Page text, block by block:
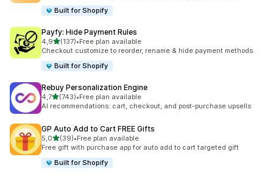
Built for Shopify
Payfy: Hide Payment Rules
4,9de 5 estrelas
(137)
137 total de avaliações
•Free plan available
Checkout customize to reorder, rename & hide payment methods.
Built for Shopify
Rebuy Personalization Engine
4,7de 5 estrelas
(743)
743 total de avaliações
•Free plan available
AI recommendations: cart, checkout, and post-purchase upsells
GP Auto Add to Cart FREE Gifts
5,0de 5 estrelas
(39)
39 total de avaliações
•Free plan available
Free gift with purchase app for auto add to cart targeted gift
Built for Shopify